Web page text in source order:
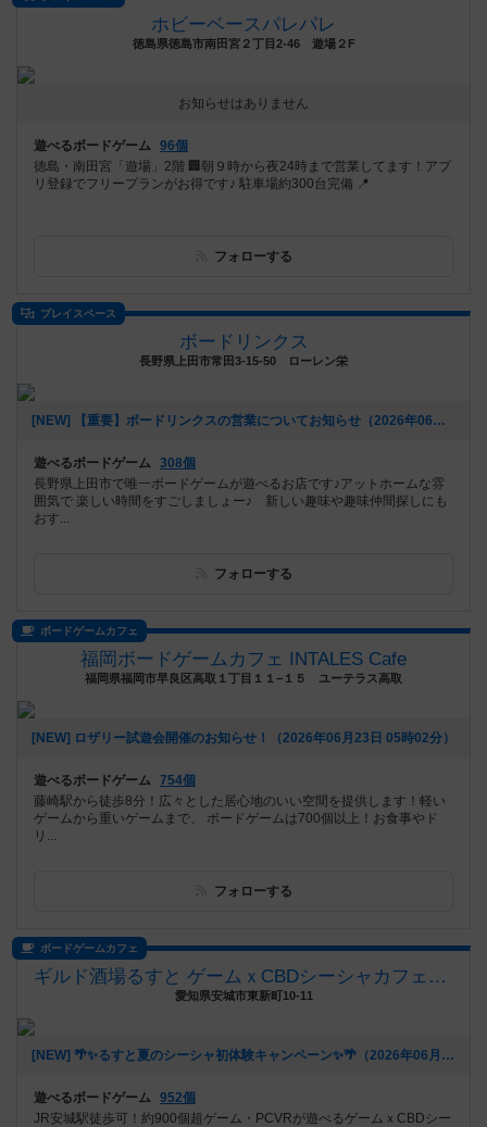
ホビーベースパレパレ
徳島県徳島市南田宮２丁目2-46 遊場２F
お知らせはありません
遊べるボードゲーム 96個
徳島・南田宮「遊場」2階 🏢朝９時から夜24時まで営業してます！アプ
リ登録でフリープランがお得です♪ 駐車場約300台完備 📍
フォローする
プレイスペース
ボードリンクス
長野県上田市常田3-15-50 ローレン栄
[NEW] 【重要】ボードリンクスの営業についてお知らせ（2026年06月23日 13時10分）
遊べるボードゲーム 308個
長野県上田市で唯一ボードゲームが遊べるお店です♪アットホームな雰
囲気で 楽しい時間をすごしましょー♪ 新しい趣味や趣味仲間探しにも
おす...
フォローする
ボードゲームカフェ
福岡ボードゲームカフェ INTALES Cafe
福岡県福岡市早良区高取１丁目１１−１５ ユーテラス高取
[NEW] ロザリー試遊会開催のお知らせ！（2026年06月23日 05時02分）
遊べるボードゲーム 754個
藤崎駅から徒歩8分！広々とした居心地のいい空間を提供します！軽い
ゲームから重いゲームまで、 ボードゲームは700個以上！お食事やド
リ...
フォローする
ボードゲームカフェ
ギルド酒場るすと ゲームｘCBDシーシャカフェバー
愛知県安城市東新町10-11
[NEW] 🌴✨るすと夏のシーシャ初体験キャンペーン✨🌴（2026年06月03日 02時03分）
遊べるボードゲーム 952個
JR安城駅徒歩可！約900個超ゲーム・PCVRが遊べるゲームｘCBDシー